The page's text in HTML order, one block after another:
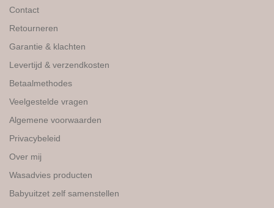
Contact
Retourneren
Garantie & klachten
Levertijd & verzendkosten
Betaalmethodes
Veelgestelde vragen
Algemene voorwaarden
Privacybeleid
Over mij
Wasadvies producten
Babyuitzet zelf samenstellen